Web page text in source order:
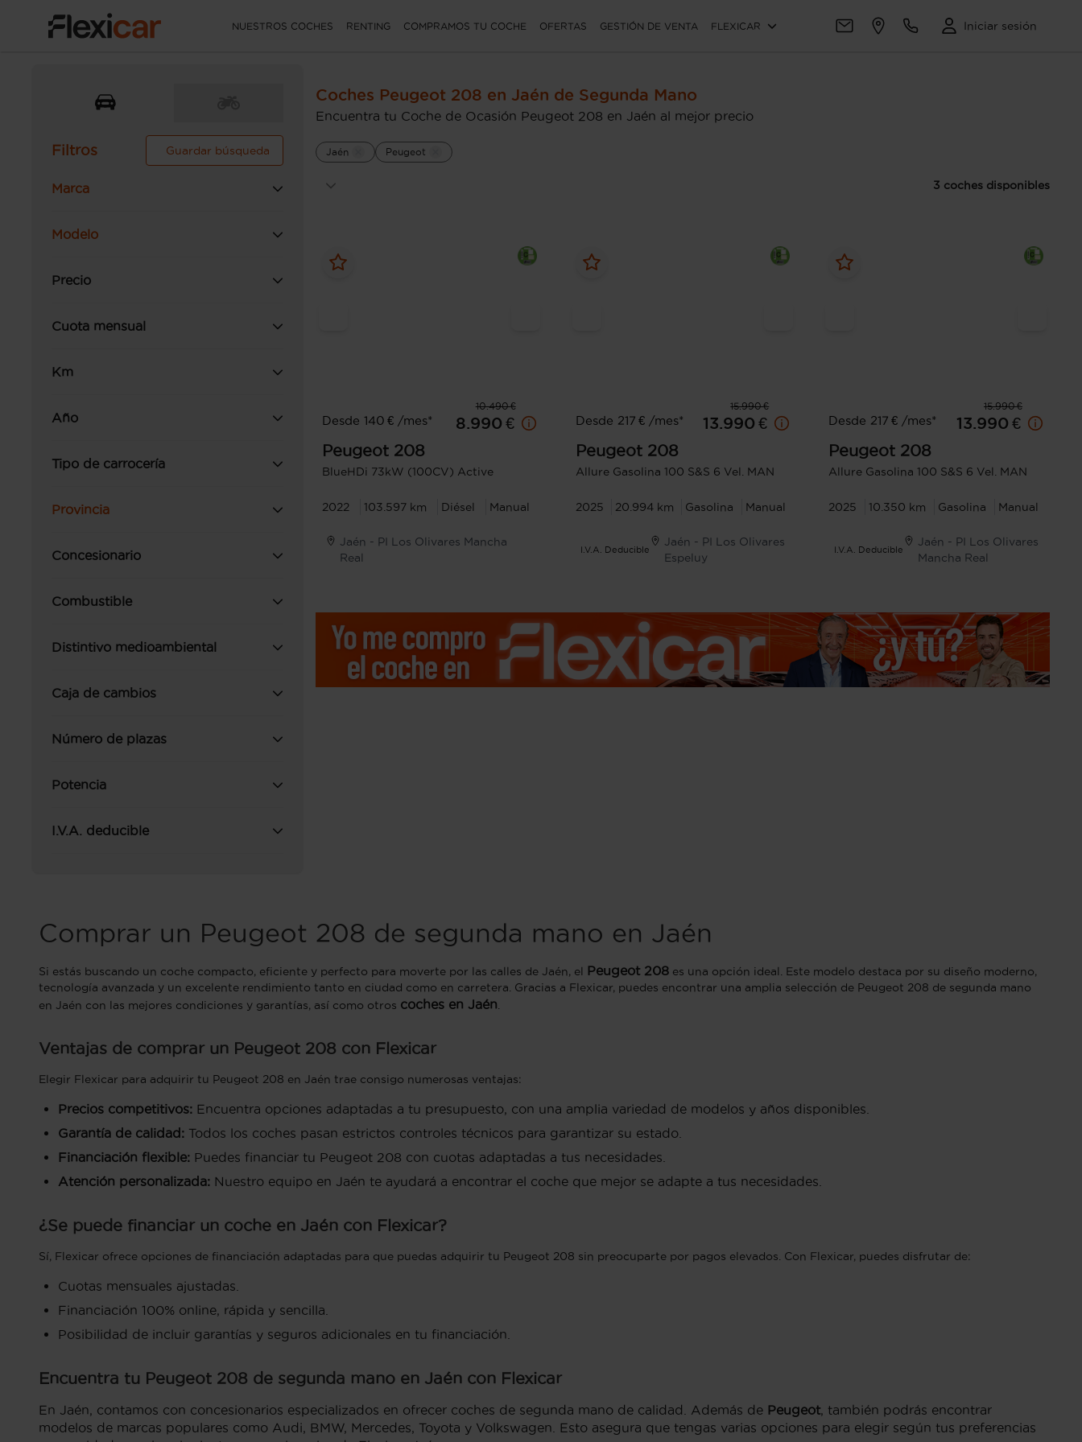
NUESTROS COCHES RENTING COMPRAMOS TU COCHE OFERTAS GESTIÓN DE VENTA FLEXICAR Iniciar sesión
Filtros Guardar búsqueda
Marca
Modelo
Precio
Cuota mensual
Km
Año
Tipo de carrocería
Provincia
Concesionario
Combustible
Distintivo medioambiental
Caja de cambios
Número de plazas
Potencia
I.V.A. deducible
Coches Peugeot 208 en Jaén de Segunda Mano
Encuentra tu Coche de Ocasión Peugeot 208 en Jaén al mejor precio
Jaén Peugeot
3 coches disponibles
10.490 €
Desde 140 € /mes*
8.990 €
Peugeot 208
BlueHDi 73kW (100CV) Active
2022 103.597 km Diésel Manual
Jaén - PI Los Olivares Mancha
Real
15.990 €
Desde 217 € /mes*
13.990 €
Peugeot 208
Allure Gasolina 100 S&S 6 Vel. MAN
2025 20.994 km Gasolina Manual
I.V.A. Deducible
Jaén - PI Los Olivares
Espeluy
15.990 €
Desde 217 € /mes*
13.990 €
Peugeot 208
Allure Gasolina 100 S&S 6 Vel. MAN
2025 10.350 km Gasolina Manual
I.V.A. Deducible
Jaén - PI Los Olivares
Mancha Real
Comprar un Peugeot 208 de segunda mano en Jaén
Si estás buscando un coche compacto, eficiente y perfecto para moverte por las calles de Jaén, el Peugeot 208 es una opción ideal. Este modelo destaca por su diseño moderno,
tecnología avanzada y un excelente rendimiento tanto en ciudad como en carretera. Gracias a Flexicar, puedes encontrar una amplia selección de Peugeot 208 de segunda mano
en Jaén con las mejores condiciones y garantías, así como otros coches en Jaén
Ventajas de comprar un Peugeot 208 con Flexicar
Elegir Flexicar para adquirir tu Peugeot 208 en Jaén trae consigo numerosas ventajas:
Precios competitivos: Encuentra opciones adaptadas a tu presupuesto, con una amplia variedad de modelos y años disponibles.
Garantía de calidad: Todos los coches pasan estrictos controles técnicos para garantizar su estado.
Financiación flexible: Puedes financiar tu Peugeot 208 con cuotas adaptadas a tus necesidades.
Atención personalizada: Nuestro equipo en Jaén te ayudará a encontrar el coche que mejor se adapte a tus necesidades.
¿Se puede financiar un coche en Jaén con Flexicar?
Sí, Flexicar ofrece opciones de financiación adaptadas para que puedas adquirir tu Peugeot 208 sin preocuparte por pagos elevados. Con Flexicar, puedes disfrutar de:
Cuotas mensuales ajustadas.
Financiación 100% online, rápida y sencilla.
Posibilidad de incluir garantías y seguros adicionales en tu financiación.
Encuentra tu Peugeot 208 de segunda mano en Jaén con Flexicar
En Jaén, contamos con concesionarios especializados en ofrecer coches de segunda mano de calidad. Además de Peugeot, también podrás encontrar
modelos de marcas populares como Audi, BMW, Mercedes, Toyota y Volkswagen. Esto asegura que tengas varias opciones para elegir según tus preferencias